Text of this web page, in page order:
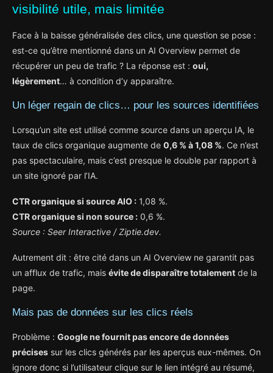
visibilité utile, mais limitée
Face à la baisse généralisée des clics, une question se pose :
est-ce qu’être mentionné dans un AI Overview permet de
récupérer un peu de trafic ? La réponse est : oui,
légèrement… à condition d’y apparaître.
Un léger regain de clics… pour les sources identifiées
Lorsqu’un site est utilisé comme source dans un aperçu IA, le
taux de clics organique augmente de 0,6 % à 1,08 %. Ce n’est
pas spectaculaire, mais c’est presque le double par rapport à
un site ignoré par l’IA.
CTR organique si source AIO : 1,08 %.
CTR organique si non source : 0,6 %.
Source : Seer Interactive / Ziptie.dev.
Autrement dit : être cité dans un AI Overview ne garantit pas
un afflux de trafic, mais évite de disparaître totalement de la
page.
Mais pas de données sur les clics réels
Problème : Google ne fournit pas encore de données
précises sur les clics générés par les aperçus eux-mêmes. On
ignore donc si l’utilisateur clique sur le lien intégré au résumé,